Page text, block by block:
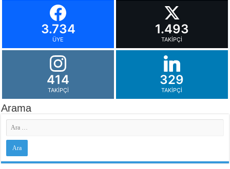
3.734
ÜYE
1.493
TAKIPÇI
414
TAKIPÇI
329
TAKIPÇI
Arama